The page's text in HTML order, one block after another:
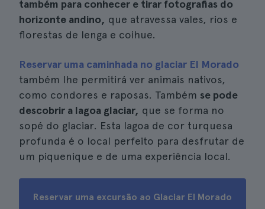
também para conhecer e tirar fotografias do
horizonte andino, que atravessa vales, rios e
florestas de lenga e coihue.
Reservar uma caminhada no glaciar El Morado
também lhe permitirá ver animais nativos,
como condores e raposas. Também se pode
descobrir a lagoa glaciar, que se forma no
sopé do glaciar. Esta lagoa de cor turquesa
profunda é o local perfeito para desfrutar de
um piquenique e de uma experiência local.
Reservar uma excursão ao Glaciar El Morado